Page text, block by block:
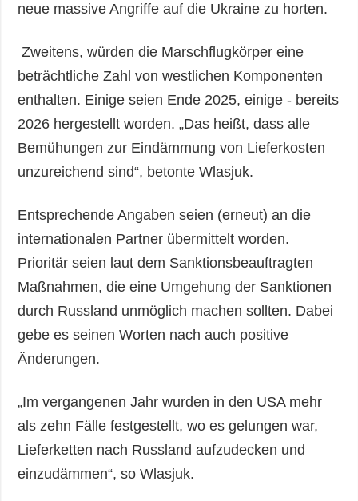
neue massive Angriffe auf die Ukraine zu horten.
Zweitens, würden die Marschflugkörper eine
beträchtliche Zahl von westlichen Komponenten
enthalten. Einige seien Ende 2025, einige - bereits
2026 hergestellt worden. „Das heißt, dass alle
Bemühungen zur Eindämmung von Lieferkosten
unzureichend sind“, betonte Wlasjuk.
Entsprechende Angaben seien (erneut) an die
internationalen Partner übermittelt worden.
Prioritär seien laut dem Sanktionsbeauftragten
Maßnahmen, die eine Umgehung der Sanktionen
durch Russland unmöglich machen sollten. Dabei
gebe es seinen Worten nach auch positive
Änderungen.
„Im vergangenen Jahr wurden in den USA mehr
als zehn Fälle festgestellt, wo es gelungen war,
Lieferketten nach Russland aufzudecken und
einzudämmen“, so Wlasjuk.